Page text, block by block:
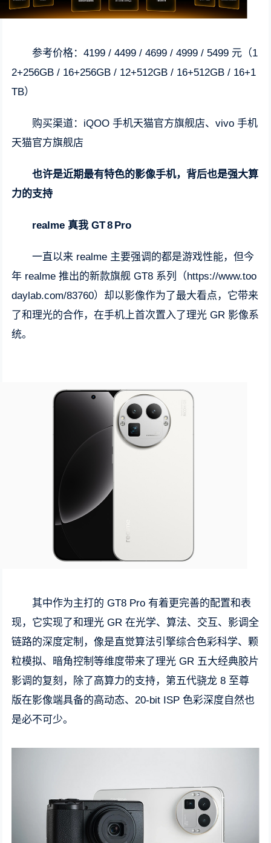
参考价格：4199 / 4499 / 4699 / 4999 / 5499 元（1
2+256GB / 16+256GB / 12+512GB / 16+512GB / 16+1
TB）
购买渠道：iQOO 手机天猫官方旗舰店、vivo 手机
天猫官方旗舰店
也许是近期最有特色的影像手机，背后也是强大算
力的支持
realme 真我 GT 8 Pro
一直以来 realme 主要强调的都是游戏性能，但今
年 realme 推出的新款旗舰 GT8 系列（https://www.too
daylab.com/83760）却以影像作为了最大看点，它带来
了和理光的合作，在手机上首次置入了理光 GR 影像系
统。
其中作为主打的 GT8 Pro 有着更完善的配置和表
现，它实现了和理光 GR 在光学、算法、交互、影调全
链路的深度定制，像是直觉算法引擎综合色彩科学、颗
粒模拟、暗角控制等维度带来了理光 GR 五大经典胶片
影调的复刻，除了高算力的支持，第五代骁龙 8 至尊
版在影像端具备的高动态、20-bit ISP 色彩深度自然也
是必不可少。